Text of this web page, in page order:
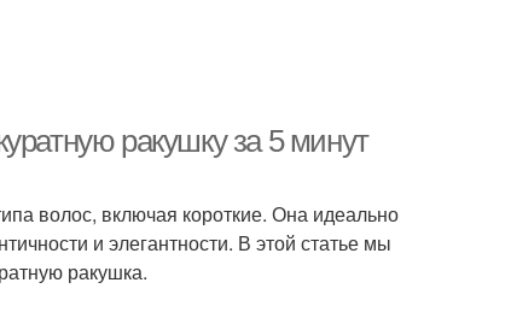
ракушку за 5 минут
волос, включая короткие. Она идеально
и элегантности. В этой статье мы
ракушка.